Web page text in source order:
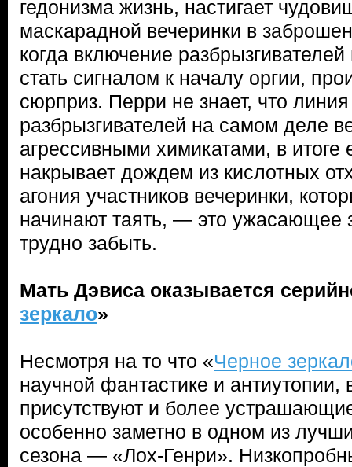
гедонизма жизнь, настигает
маскарадной вечеринки в
когда включение
стать сигналом к началу оргии,
сюрприз. Перри не знает, что
разбрызгивателей на самом деле
агрессивными химикатами, в итоге
накрывает дождем из кислотных
агония участников вечеринки,
начинают таять, — это ужасающее
трудно забыть.
Мать Дэвиса оказывается
зеркало»
Несмотря на то что «Черное
научной фантастике и антиутопии,
присутствуют и более
особенно заметно в одном из
сезона — «Лох-Генри».